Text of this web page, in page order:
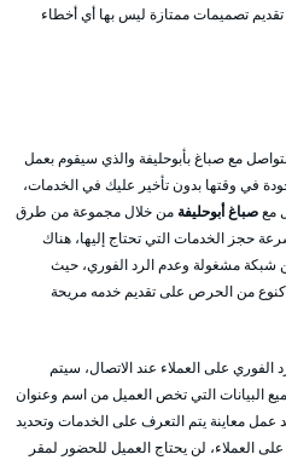
تصميمات ممتازة ليس بها أي أخطاء
مع صباغ بأبوحليفة والذي سيقوم بعمل
في وقتها بدون تأخير عليك في الخدمات،
معصباغ أبوحليفة من خلال مجموعة من طرق
حجز الخدمات التي تحتاج إليها، هناك
شبكة مشغولة وعدم الرد الفوري، حيث
من الحرص على تقديم خدمه مريحة
على العملاء عند الاتصال، سيتم
البيانات التي تخص العميل من اسم وعنوان
عمل معاينة يتم التعرف على الخدمات وتحديد
العملاء، لن يحتاج العميل للحضور لمقر